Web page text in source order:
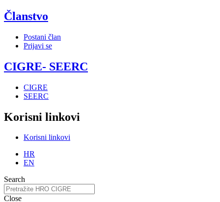
Članstvo
Postani član
Prijavi se
CIGRE- SEERC
CIGRE
SEERC
Korisni linkovi
Korisni linkovi
HR
EN
Search
Close